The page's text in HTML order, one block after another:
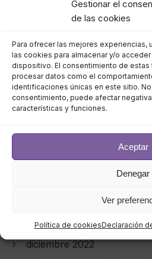
Gestionar el
de las cookies
Para ofrecer las mejores experiencias,
las cookies para almacenar y/o
dispositivo. El consentimiento de
procesar datos como el
identificaciones únicas en este sitio.
consentimiento, puede afectar
características y funciones.
Aceptar
Denegar
Ver
Política de cookiesDeclaración
agosto 2023
julio 2023
junio 2023
mayo 2023
abril 2023
marzo 2023
diciembre 2022